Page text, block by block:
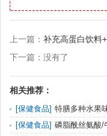
上一篇： 补充高蛋白饮料
下一篇：没有了
相关推荐：
[保健食品] 特膳多种水果
剂贴牌定
[保健食品] 磷脂酰丝氨酸/